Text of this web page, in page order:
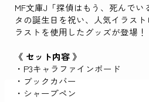
MF文庫J「探偵はもう、死んでい
タの誕生日を祝い、人気イラス
ラストを使用したグッズが登場！
《 セット内容 》
・P3キャラファインボード
・ブックカバー
・シャープペン